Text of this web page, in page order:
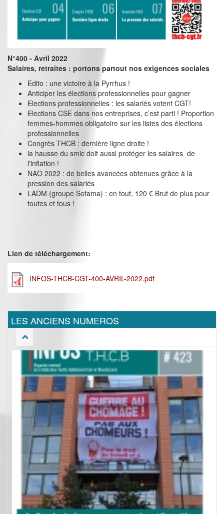
N°400 - Avril 2022
Salaires, retraites : portons partout nos exigences sociales
Edito : une victoire à la Pyrrhus !
Anticiper les élections professionnelles pour gagner
Elections professionnelles : les salariés votent CGT!
Elections CSE dans nos entreprises, c’est parti ! Proportion
femmes-hommes obligatoire sur les listes des élections
professionnelles
Congrès THCB : dernière ligne droite !
la hausse du smic doit aussi protéger les salaires de
l'inflation !
NAO 2022 : de belles avancées obtenues grâce à la
pression des salariés
LADM (groupe Sofama) : en tout, 120 € Brut de plus pour
toutes et tous !
Lien de téléchargement:
INFOS-THCB-CGT-400-AVRIL-2022.pdf
LES ANCIENS NUMEROS